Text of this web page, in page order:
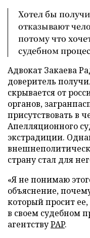
Хотел бы
отказывают
потому что
судебном
Адвокат Закаева
доверитель
скрывается от
органов,
присутствовать в
Апелляционного
экстрадиции.
страну стал для
«Я не понимаю
объяснение,
который просит ее,
в своем судебном
агентствуPAP.